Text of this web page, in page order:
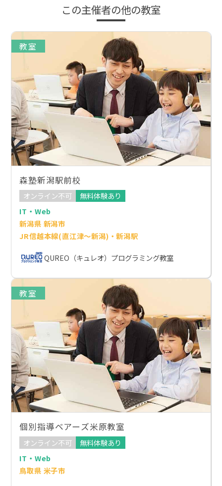
この主催者の他の教室
教室
森塾新潟駅前校
オンライン不可
無料体験あり
IT・Web
新潟県 新潟市
JR信越本線(直江津～新潟)・新潟駅
QUREO（キュレオ）プログラミング教室
教室
個別指導ベアーズ米原教室
オンライン不可
無料体験あり
IT・Web
鳥取県 米子市